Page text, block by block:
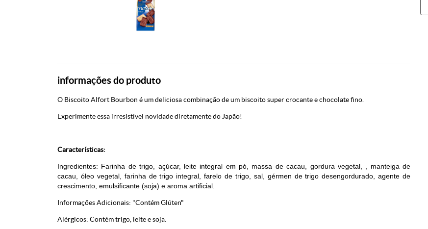
informações do produto
O Biscoito Alfort Bourbon é um deliciosa combinação de um biscoito super crocante e chocolate fino.
Experimente essa irresistível novidade diretamente do Japão!
Características:
Ingredientes: Farinha de trigo, açúcar, leite integral em pó, massa de cacau, gordura vegetal, , manteiga de
cacau, óleo vegetal, farinha de trigo integral, farelo de trigo, sal, gérmen de trigo desengordurado, agente de
crescimento, emulsificante (soja) e aroma artificial.
Informações Adicionais: "Contém Glúten"
Alérgicos: Contém trigo, leite e soja.